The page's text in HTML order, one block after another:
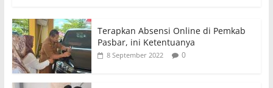
Terapkan Absensi Online di Pemkab
Pasbar, ini Ketentuanya
8 September 2022 0